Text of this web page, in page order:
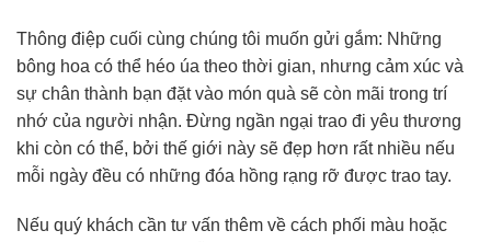
Thông điệp cuối cùng chúng tôi muốn gửi gắm: Những
bông hoa có thể héo úa theo thời gian, nhưng cảm xúc và
sự chân thành bạn đặt vào món quà sẽ còn mãi trong trí
nhớ của người nhận. Đừng ngần ngại trao đi yêu thương
khi còn có thể, bởi thế giới này sẽ đẹp hơn rất nhiều nếu
mỗi ngày đều có những đóa hồng rạng rỡ được trao tay.
Nếu quý khách cần tư vấn thêm về cách phối màu hoặc